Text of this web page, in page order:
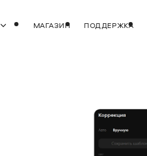
МАГАЗИН ПОДДЕРЖКА